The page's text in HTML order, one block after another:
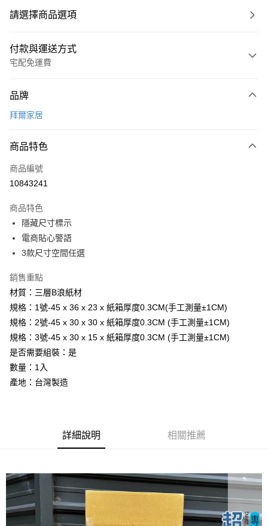
請選擇商品選項
付款與運送方式
宅配免運費
信用卡一次付款
6 期 0 利率 每期
合作金庫商業銀行
上海商業儲蓄銀行
臺灣中小企業銀行
匯豐（台灣）商業銀行
聯邦商業銀行
元大商業銀行
台新國際商業銀行
台灣樂天信用卡公司
LINE Pay
Apple Pay
街口支付
悠遊付
Google Pay
全盈+PAY
大哥付你分期
相關說明
【大哥付你分期使用說明】
1.本服務由台灣大哥大提供，台灣大哥大用戶可立即使用無須另外申請。
2.付款方式選擇「大哥付你分期」，訂單成立後會自動跳轉到大哥付的交易
成交易。
3.實際核准額度、可分期數及費用金額請依後續交易確認頁面所載為準。
1.分期款項不併入電信帳單，「大哥付你分期」於每月結算日後寄送繳費提
【注意事項】
1.本服務係由「台灣大哥大股份有限公司」（以下簡稱本公司）所提供，讓
用戶於交易時，得透過本服務購買商品或服務，並由商店將買賣／分期付款
買賣價金債權讓與本公司後，依約使用本公司帳單繳交帳款。
AFTEE先享後付
相關說明
【關於「AFTEE先享後付」】
便利好安心！
【「AFTEE先享後付」結帳流程】
１．於結帳方式選擇「AFTEE先享後付」後，將跳轉至「AFTEE先享後付」
２．訂單成立數日內，您將收到繳費通知簡訊。
３．收到繳費通知簡訊後14天內，點擊此簡訊中的連結，可透過四大超商／
ATM／網路銀行／等多元方式進行付款，方視為交易完成。
※ 請注意：結帳手續完成當下不需立刻繳費，但若您需要取消訂單，請聯絡
購買商品的店家。未經商家同意取消之訂單仍視為有效，需透過AFTEE先享
ATM付款
品牌
拜爾家居
商品特色
商品編號
10843241
商品特色
隱藏尺寸標示
電商貼心警語
3款尺寸空間任選
銷售重點
材質：三層B浪紙材
規格：1號-45 x 36 x 23 x 紙箱厚度0.3CM(手工測量±1CM)
規格：2號-45 x 30 x 30 x 紙箱厚度0.3CM (手工測量±1CM)
規格：3號-45 x 30 x 15 x 紙箱厚度0.3CM (手工測量±1CM)
是否需要組裝：是
數量：1入
產地：台灣製造
詳細說明 相關推薦